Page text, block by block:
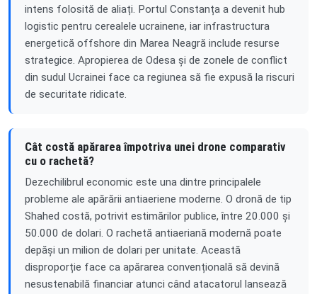
intens folosită de aliați. Portul Constanța a devenit hub
logistic pentru cerealele ucrainene, iar infrastructura
energetică offshore din Marea Neagră include resurse
strategice. Apropierea de Odesa și de zonele de conflict
din sudul Ucrainei face ca regiunea să fie expusă la riscuri
de securitate ridicate.
Cât costă apărarea împotriva unei drone comparativ
cu o rachetă?
Dezechilibrul economic este una dintre principalele
probleme ale apărării antiaeriene moderne. O dronă de tip
Shahed costă, potrivit estimărilor publice, între 20.000 și
50.000 de dolari. O rachetă antiaeriană modernă poate
depăși un milion de dolari per unitate. Această
disproporție face ca apărarea convențională să devină
nesustenabilă financiar atunci când atacatorul lansează